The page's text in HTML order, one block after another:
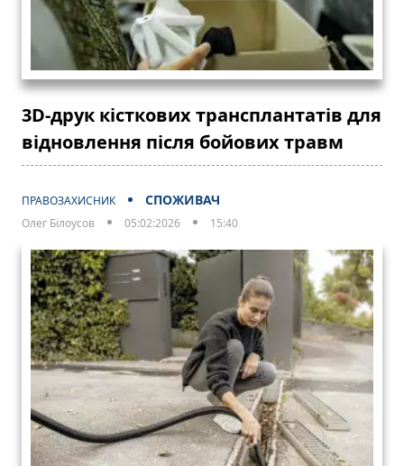
3D-друк кісткових трансплантатів для
відновлення після бойових травм
ПРАВОЗАХИСНИК СПОЖИВАЧ
Олег Білоусов 05:02:2026 15:40